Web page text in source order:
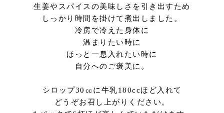
生姜やスパイスの美味しさを引き出すため
しっかり時間を掛けて煮出しました。
冷房で冷えた身体に
温まりたい時に
ほっと一息入れたい時に
自分へのご褒美に。
シロップ30㏄に牛乳180ccほど入れて
どうぞお召し上がりください。